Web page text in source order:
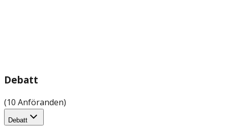
Debatt
(10 Anföranden)
Debatt